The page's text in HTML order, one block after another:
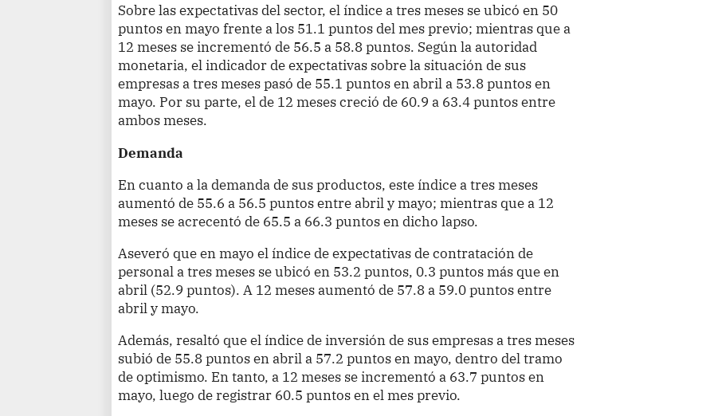
Sobre las expectativas del sector, el índice a tres meses se ubicó en 50
puntos en mayo frente a los 51.1 puntos del mes previo; mientras que a
12 meses se incrementó de 56.5 a 58.8 puntos. Según la autoridad
monetaria, el indicador de expectativas sobre la situación de sus
empresas a tres meses pasó de 55.1 puntos en abril a 53.8 puntos en
mayo. Por su parte, el de 12 meses creció de 60.9 a 63.4 puntos entre
ambos meses.
Demanda
En cuanto a la demanda de sus productos, este índice a tres meses
aumentó de 55.6 a 56.5 puntos entre abril y mayo; mientras que a 12
meses se acrecentó de 65.5 a 66.3 puntos en dicho lapso.
Aseveró que en mayo el índice de expectativas de contratación de
personal a tres meses se ubicó en 53.2 puntos, 0.3 puntos más que en
abril (52.9 puntos). A 12 meses aumentó de 57.8 a 59.0 puntos entre
abril y mayo.
Además, resaltó que el índice de inversión de sus empresas a tres meses
subió de 55.8 puntos en abril a 57.2 puntos en mayo, dentro del tramo
de optimismo. En tanto, a 12 meses se incrementó a 63.7 puntos en
mayo, luego de registrar 60.5 puntos en el mes previo.